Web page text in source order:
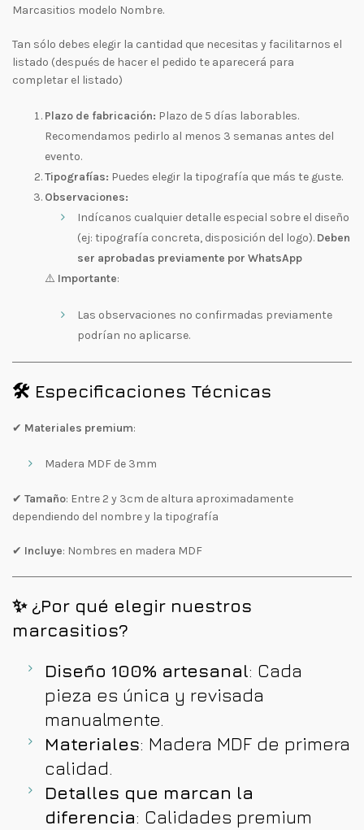
Marcasitios modelo Nombre.
Tan sólo debes elegir la cantidad que necesitas y facilitarnos el
listado (después de hacer el pedido te aparecerá para
completar el listado)
Plazo de fabricación: Plazo de 5 días laborables.
Recomendamos pedirlo al menos 3 semanas antes del
evento.
Tipografías: Puedes elegir la tipografía que más te guste.
Observaciones:
Indícanos cualquier detalle especial sobre el diseño
(ej: tipografía concreta, disposición del logo). Deben
ser aprobadas previamente por WhatsApp
⚠️ Importante:
Las observaciones no confirmadas previamente
podrían no aplicarse.
🛠️ Especificaciones Técnicas
✔ Materiales premium:
Madera MDF de 3mm
✔ Tamaño: Entre 2 y 3cm de altura aproximadamente
dependiendo del nombre y la tipografía
✔ Incluye: Nombres en madera MDF
✨ ¿Por qué elegir nuestros
marcasitios?
Diseño 100% artesanal: Cada
pieza es única y revisada
manualmente.
Materiales: Madera MDF de primera
calidad.
Detalles que marcan la
diferencia: Calidades premium